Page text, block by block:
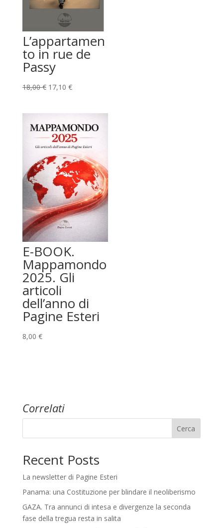
L’appartamen
to in rue de
Passy
18,00€ Il
18,00 €.
17,10 €Il
17,10 €.
E-BOOK.
Mappamondo
2025. Gli
articoli
dell’anno di
Pagine Esteri
8,00 €
Correlati
Cerca
Recent Posts
La newsletter di Pagine Esteri
Panama: una Costituzione per blindare il neoliberismo
GAZA. Tra annunci di intesa e divergenze la seconda
fase della tregua resta in salita